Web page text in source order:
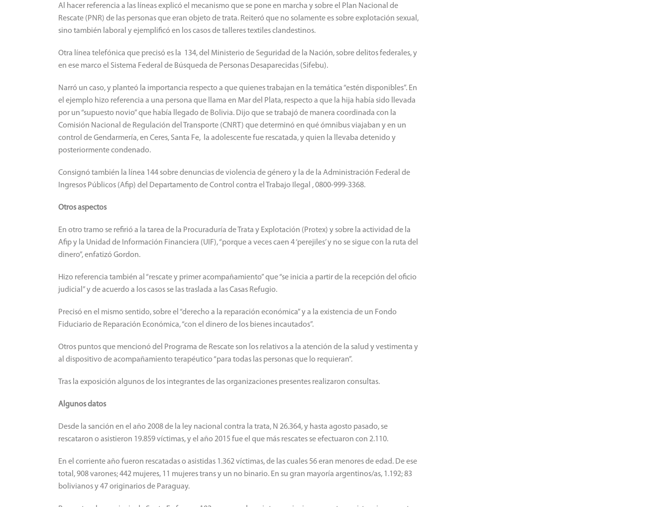
Al hacer referencia a las líneas explicó el mecanismo que se pone en marcha y sobre el Plan Nacional de
Rescate (PNR) de las personas que eran objeto de trata. Reiteró que no solamente es sobre explotación sexual,
sino también laboral y ejemplificó en los casos de talleres textiles clandestinos.
Otra línea telefónica que precisó es la 134, del Ministerio de Seguridad de la Nación, sobre delitos federales, y
en ese marco el Sistema Federal de Búsqueda de Personas Desaparecidas (Sifebu).
Narró un caso, y planteó la importancia respecto a que quienes trabajan en la temática “estén disponibles”. En
el ejemplo hizo referencia a una persona que llama en Mar del Plata, respecto a que la hija había sido llevada
por un “supuesto novio” que había llegado de Bolivia. Dijo que se trabajó de manera coordinada con la
Comisión Nacional de Regulación del Transporte (CNRT) que determinó en qué ómnibus viajaban y en un
control de Gendarmería, en Ceres, Santa Fe, la adolescente fue rescatada, y quien la llevaba detenido y
posteriormente condenado.
Consignó también la línea 144 sobre denuncias de violencia de género y la de la Administración Federal de
Ingresos Públicos (Afip) del Departamento de Control contra el Trabajo Ilegal , 0800-999-3368.
Otros aspectos
En otro tramo se refirió a la tarea de la Procuraduría de Trata y Explotación (Protex) y sobre la actividad de la
Afip y la Unidad de Información Financiera (UIF), “porque a veces caen 4 ‘perejiles’ y no se sigue con la ruta del
dinero”, enfatizó Gordon.
Hizo referencia también al “rescate y primer acompañamiento” que “se inicia a partir de la recepción del oficio
judicial” y de acuerdo a los casos se las traslada a las Casas Refugio.
Precisó en el mismo sentido, sobre el “derecho a la reparación económica” y a la existencia de un Fondo
Fiduciario de Reparación Económica, “con el dinero de los bienes incautados”.
Otros puntos que mencionó del Programa de Rescate son los relativos a la atención de la salud y vestimenta y
al dispositivo de acompañamiento terapéutico “para todas las personas que lo requieran”.
Tras la exposición algunos de los integrantes de las organizaciones presentes realizaron consultas.
Algunos datos
Desde la sanción en el año 2008 de la ley nacional contra la trata, N 26.364, y hasta agosto pasado, se
rescataron o asistieron 19.859 víctimas, y el año 2015 fue el que más rescates se efectuaron con 2.110.
En el corriente año fueron rescatadas o asistidas 1.362 víctimas, de las cuales 56 eran menores de edad. De ese
total, 908 varones; 442 mujeres, 11 mujeres trans y un no binario. En su gran mayoría argentinos/as, 1.192; 83
bolivianos y 47 originarios de Paraguay.